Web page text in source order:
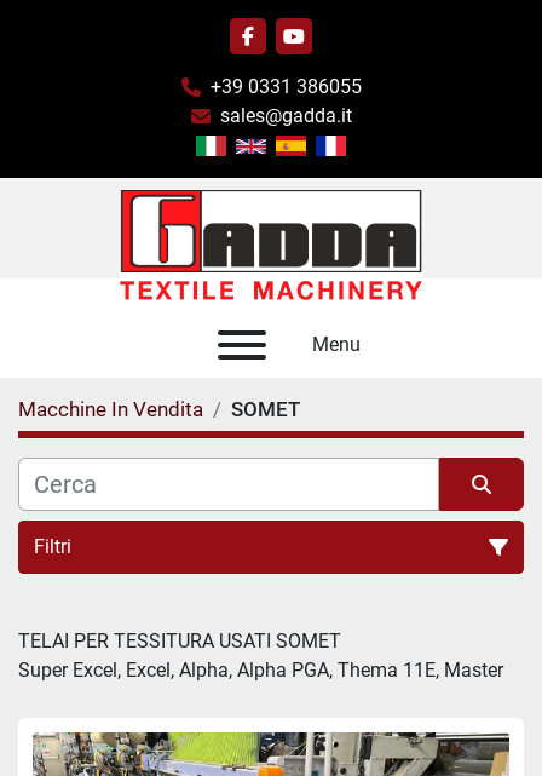
facebookyoutube
+39 0331 386055
sales@gadda.it
Menu
Macchine In Vendita SOMET
Filtri
Ordina per
TELAI PER TESSITURA USATI SOMET
Super Excel, Excel, Alpha, Alpha PGA, Thema 11E, Master